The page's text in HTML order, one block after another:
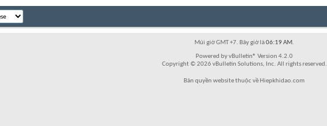
Múi giờ GMT +7. Bây giờ là06:19 AM.
Powered by vBulletin® Version 4.2.0
Copyright © 2026 vBulletin Solutions, Inc. All rights reserved.
Bản quyền website thuộc về Hiepkhidao.com